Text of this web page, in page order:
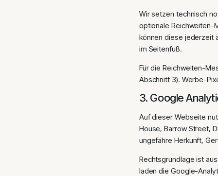
Wir setzen technisch
optionale Reichweiten-
können diese jederzeit
im Seitenfuß.
Für die Reichweiten-
Abschnitt 3). Werbe-
3. Google
Auf dieser Webseite
House, Barrow Street,
ungefähre Herkunft,
Rechtsgrundlage ist
laden die Google-